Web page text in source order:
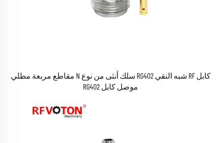
كابل RF شبه النقي RG402 سلك أنثى من نوع N مقاطع مربعة مطلي
موصل كابل RG402